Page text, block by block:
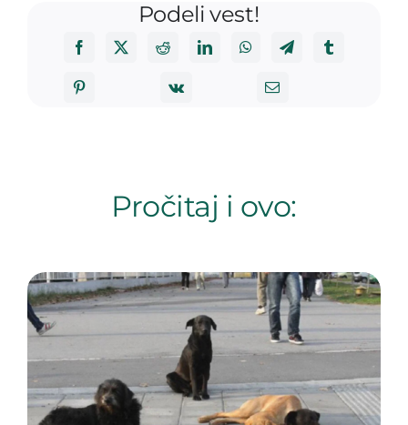
Podeli vest!
Pročitaj i ovo: